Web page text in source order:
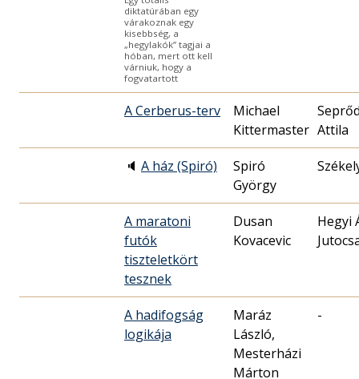
diktatúrában egy
várakoznak egy
kisebbség, a
„hegylakók” tagjai a
hóban, mert ott kell
várniuk, hogy a
fogvatartott
A Cerberus-terv
Michael
Kittermaster Attila
🔈 A ház (Spiró)
Spiró
György
A maratoni
futók
tiszteletkört
tesznek
Dusan
Kovacevic
Hegyi
A hadifogság
logikája
Maráz
László,
Mesterházi
Márton
-